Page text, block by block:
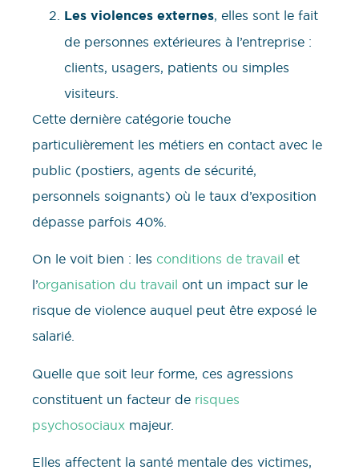
Les violences externes, elles sont le fait
de personnes extérieures à l’entreprise :
clients, usagers, patients ou simples
visiteurs.
Cette dernière catégorie touche
particulièrement les métiers en contact avec le
public (postiers, agents de sécurité,
personnels soignants) où le taux d’exposition
dépasse parfois 40%.
On le voit bien : les conditions de travail et
l’organisation du travail ont un impact sur le
risque de violence auquel peut être exposé le
salarié.
Quelle que soit leur forme, ces agressions
constituent un facteur de risques
psychosociaux majeur.
Elles affectent la santé mentale des victimes,